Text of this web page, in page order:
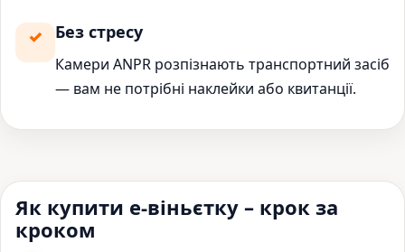
Без стресу
Камери ANPR розпізнають транспортний засіб
— вам не потрібні наклейки або квитанції.
Як купити е-віньєтку – крок за
кроком